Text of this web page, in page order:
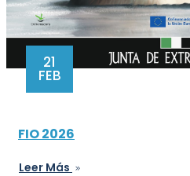
21
FEB
FIO 2026
Leer Más